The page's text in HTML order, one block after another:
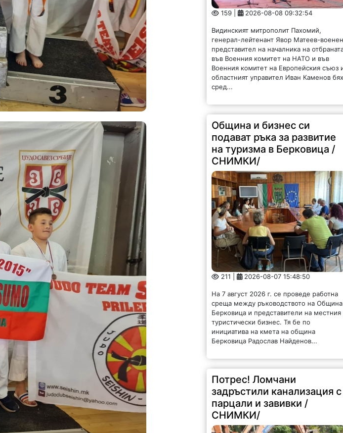
159 | 2026-08-08 09:32:54
Видинският митрополит Пахомий,
генерал-лейтенант Явор Матеев-
представител на началника на
във Военния комитет на НАТО и във
Военния комитет на Европейския съюз
областният управител Иван Каменов
сред...
Община и бизнес си
подават ръка за развитие
на туризма в Берковица /
СНИМКИ/
211 | 2026-08-07 15:48:50
На 7 август 2026 г. се проведе работна
среща между ръководството на Община
Берковица и представители на местния
туристически бизнес. Тя бе по
инициатива на кмета на община
Берковица Радослав Найденов...
Потрес! Ломчани
задръстили канализация с
парцали и завивки /
СНИМКИ/